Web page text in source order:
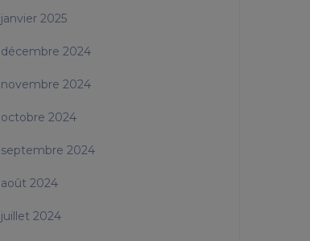
janvier 2025
décembre 2024
novembre 2024
octobre 2024
septembre 2024
août 2024
juillet 2024